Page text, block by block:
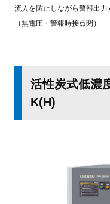
流入を防止しながら警報出力
（無電圧・警報時接点閉）
活性炭式低濃
K(H)